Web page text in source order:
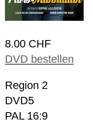
8.00 CHF
DVD bestellen
Region 2
DVD5
PAL 16:9